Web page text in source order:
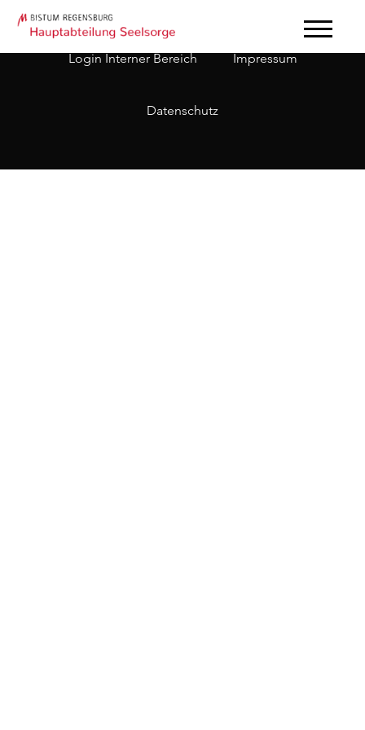
Login Interner Bereich Impressum
Datenschutz